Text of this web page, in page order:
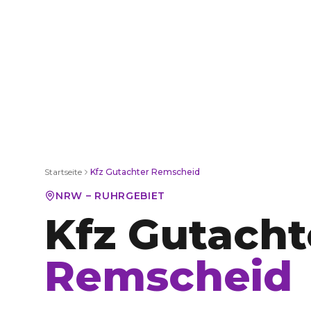
Startseite Kfz Gutachter Remscheid
NRW – RUHRGEBIET
Kfz
Remscheid